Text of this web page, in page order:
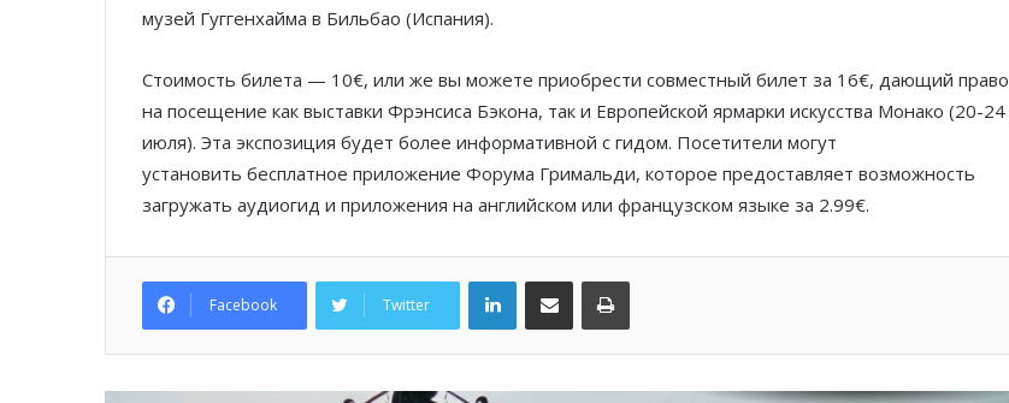
музей Гуггенхайма в Бильбао (Испания).
Стоимость билета — 10€, или же вы можете приобрести совместный билет за 16€, дающий право
на посещение как выставки Фрэнсиса Бэкона, так и Европейской ярмарки искусства Монако (20-24
июля). Эта экспозиция будет более информативной с гидом. Посетители могут
установить бесплатное приложение Форума Гримальди, которое предоставляет возможность
загружать аудиогид и приложения на английском или французском языке за 2.99€.
Facebook Twitter
LinkedInПоделиться по электронной почте Распечатать
Князь Альбер II и Принцесса
Шарлен посетили 77-й Бал
Красного Креста Монако
Ferrari набирает скорость перед